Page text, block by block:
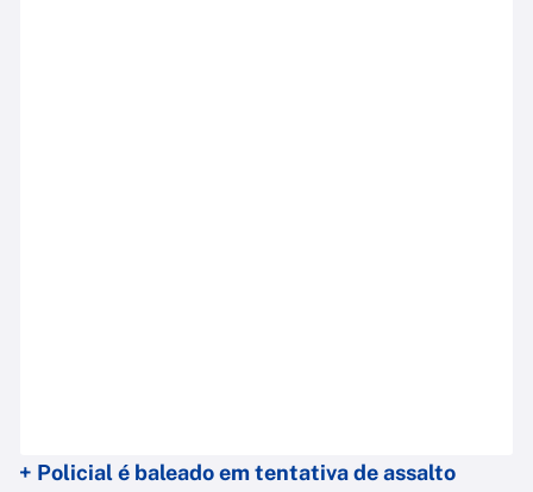
+ Policial é baleado em tentativa de assalto